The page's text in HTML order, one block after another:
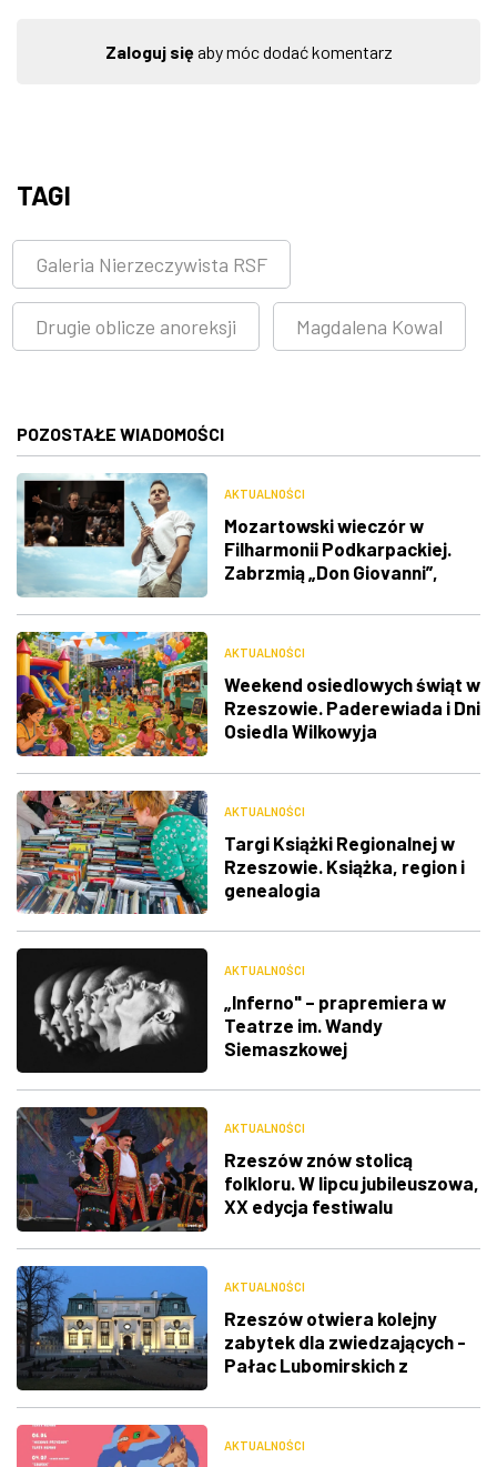
Zaloguj sięaby móc dodać komentarz
TAGI
Galeria Nierzeczywista RSF
Drugie oblicze anoreksji Magdalena Kowal
POZOSTAŁE WIADOMOŚCI
AKTUALNOŚCI
Mozartowski wieczór w
Filharmonii Podkarpackiej.
Zabrzmią „Don Giovanni”,
„Jowiszowa”
AKTUALNOŚCI
Weekend osiedlowych świąt w
Rzeszowie. Paderewiada i Dni
Osiedla Wilkowyja
AKTUALNOŚCI
Targi Książki Regionalnej w
Rzeszowie. Książka, region i
genealogia
AKTUALNOŚCI
„Inferno" – prapremiera w
Teatrze im. Wandy
Siemaszkowej
AKTUALNOŚCI
Rzeszów znów stolicą
folkloru. W lipcu jubileuszowa,
XX edycja festiwalu
AKTUALNOŚCI
Rzeszów otwiera kolejny
zabytek dla zwiedzających -
Pałac Lubomirskich z
AKTUALNOŚCI